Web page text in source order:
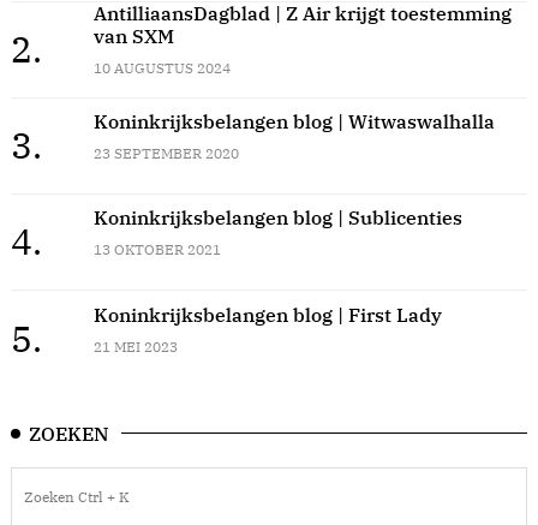
2.
AntilliaansDagblad | Z Air krijgt toestemming
van SXM
10 AUGUSTUS 2024
3.
Koninkrijksbelangen blog | Witwaswalhalla
23 SEPTEMBER 2020
4.
Koninkrijksbelangen blog | Sublicenties
13 OKTOBER 2021
5.
Koninkrijksbelangen blog | First Lady
21 MEI 2023
ZOEKEN